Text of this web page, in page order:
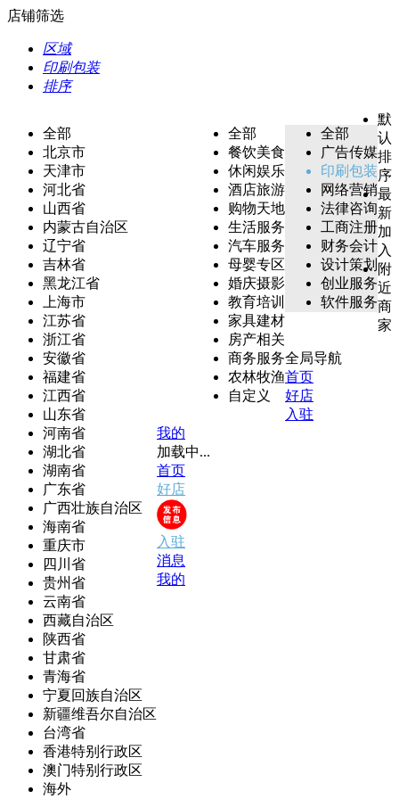
店铺筛选
区域
印刷包装
排序
全部
北京市
天津市
河北省
山西省
内蒙古自治区
辽宁省
吉林省
黑龙江省
上海市
江苏省
浙江省
安徽省
福建省
江西省
山东省
河南省
湖北省
湖南省
广东省
广西壮族自治区
海南省
重庆市
四川省
贵州省
云南省
西藏自治区
陕西省
甘肃省
青海省
宁夏回族自治区
新疆维吾尔自治区
台湾省
香港特别行政区
澳门特别行政区
海外
全部
餐饮美食
休闲娱乐
酒店旅游
购物天地
生活服务
汽车服务
母婴专区
婚庆摄影
教育培训
家具建材
房产相关
商务服务
农林牧渔
自定义
全部
广告传媒
印刷包装
网络营销
法律咨询
工商注册
财务会计
设计策划
创业服务
软件服务
默
认
排
序
最
新
加
入
附
近
商
家
全局导航
首页
好店
入驻
我的
加载中...
首页
好店
入驻
消息
我的